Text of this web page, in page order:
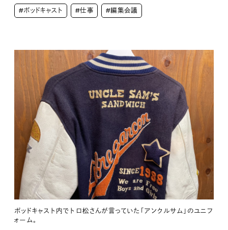
#ポッドキャスト #仕事 #編集会議
ポッドキャスト内でトロ松さんが言っていた「アンクルサム」のユニフ
ォーム。